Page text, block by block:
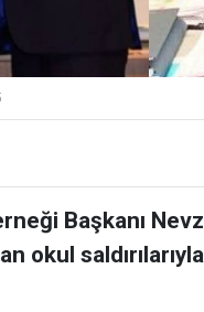
Başkanı
okul